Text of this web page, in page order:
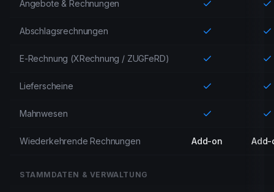
Angebote & Rechnungen
Abschlagsrechnungen
E-Rechnung (XRechnung / ZUGFeRD)
Lieferscheine
Mahnwesen
Wiederkehrende Rechnungen Add-on Add-
STAMMDATEN & VERWALTUNG